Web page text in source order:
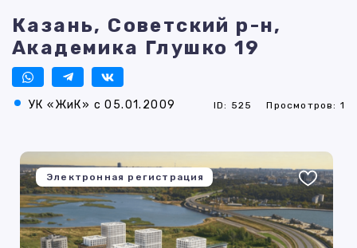
Казань, Советский р-н,
Академика Глушко 19
УК «ЖиК» с 05.01.2009 ID: 525 Просмотров: 1
Электронная регистрация